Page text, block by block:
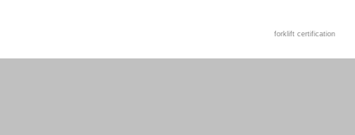
forklift certification